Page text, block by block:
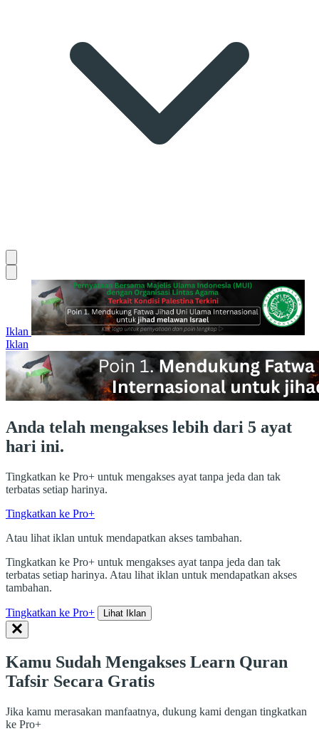
Iklan
Iklan
Anda telah mengakses lebih dari 5 ayat
hari ini.
Tingkatkan ke Pro+ untuk mengakses ayat tanpa jeda dan tak
terbatas setiap harinya.
Tingkatkan ke Pro+
Atau lihat iklan untuk mendapatkan akses tambahan.
Tingkatkan ke Pro+ untuk mengakses ayat tanpa jeda dan tak
terbatas setiap harinya. Atau lihat iklan untuk mendapatkan akses
tambahan.
Tingkatkan ke Pro+ Lihat Iklan
Kamu Sudah Mengakses Learn Quran
Tafsir Secara Gratis
Jika kamu merasakan manfaatnya, dukung kami dengan tingkatkan
ke Pro+